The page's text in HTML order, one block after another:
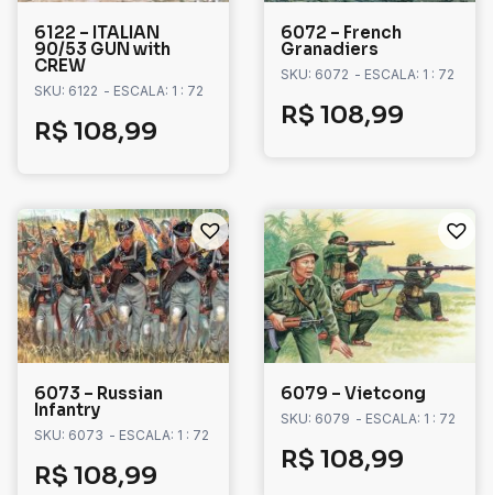
6122 – ITALIAN
90/53 GUN with
CREW
SKU: 6122 - ESCALA: 1 : 72
R$ 108,99
6072 – French
Granadiers
SKU: 6072 - ESCALA: 1 : 72
R$ 108,99
6073 – Russian
Infantry
SKU: 6073 - ESCALA: 1 : 72
R$ 108,99
6079 – Vietcong
SKU: 6079 - ESCALA: 1 : 72
R$ 108,99